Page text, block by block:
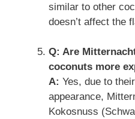
similar to other
doesn’t affect the
Q: Are
coconuts more
A: Yes, due to
appearance,
Kokosnuss